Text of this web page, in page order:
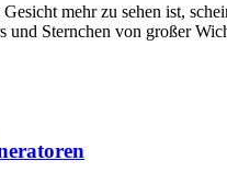
mehr zu sehen ist,
Sternchen von großer